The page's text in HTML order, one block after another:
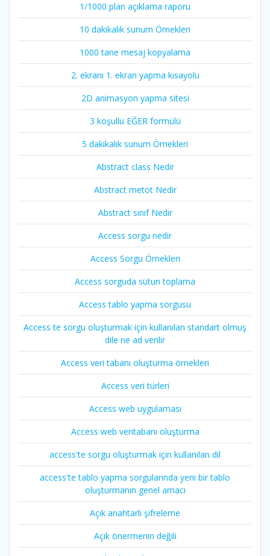
1/1000 plan açıklama raporu
10 dakikalık sunum Örnekleri
1000 tane mesaj kopyalama
2. ekranı 1. ekran yapma kısayolu
2D animasyon yapma sitesi
3 koşullu EĞER formülü
5 dakikalık sunum Örnekleri
Abstract class Nedir
Abstract metot Nedir
Abstract sınıf Nedir
Access sorgu nedir
Access Sorgu Örnekleri
Access sorguda sütun toplama
Access tablo yapma sorgusu
Access te sorgu oluşturmak için kullanılan standart olmuş
dile ne ad verilir
Access veri tabanı oluşturma örnekleri
Access veri türleri
Access web uygulaması
Access web veritabanı oluşturma
access'te sorgu oluşturmak için kullanılan dil
access'te tablo yapma sorgularında yeni bir tablo
oluşturmanın genel amacı
Açık anahtarlı şifreleme
Açık önermenin değili